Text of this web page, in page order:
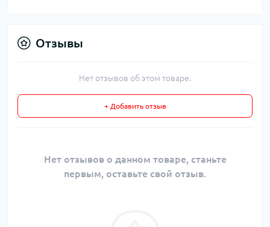
Отзывы
Нет отзывов об этом товаре.
+ Добавить отзыв
Нет отзывов о данном товаре, станьте
первым, оставьте свой отзыв.